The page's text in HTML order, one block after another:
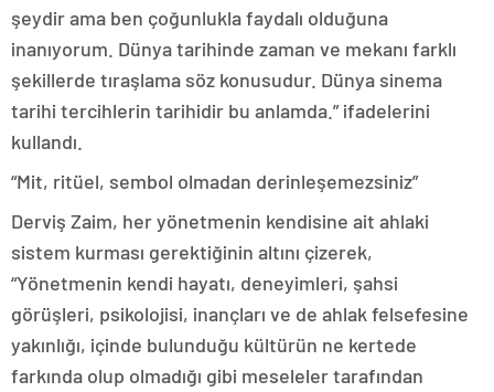
şeydir ama ben çoğunlukla faydalı olduğuna
inanıyorum. Dünya tarihinde zaman ve mekanı farklı
şekillerde tıraşlama söz konusudur. Dünya sinema
tarihi tercihlerin tarihidir bu anlamda.” ifadelerini
kullandı.
“Mit, ritüel, sembol olmadan derinleşemezsiniz”
Derviş Zaim, her yönetmenin kendisine ait ahlaki
sistem kurması gerektiğinin altını çizerek,
“Yönetmenin kendi hayatı, deneyimleri, şahsi
görüşleri, psikolojisi, inançları ve de ahlak felsefesine
yakınlığı, içinde bulunduğu kültürün ne kertede
farkında olup olmadığı gibi meseleler tarafından